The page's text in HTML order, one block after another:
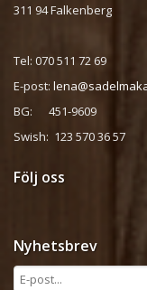
311 94 Falkenberg
Tel: 070 511 72 69
E-post:
BG: 451-9609
Swish: 123 570 36 57
Följ oss
Nyhetsbrev